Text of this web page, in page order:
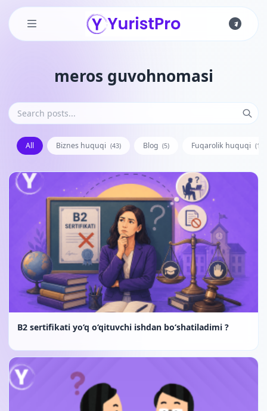
meros guvohnomasi
All Biznes huquqi (43) Blog (5) Fuqarolik huquqi
B2 sertifikati yo‘q o‘qituvchi ishdan bo‘shatiladimi ?